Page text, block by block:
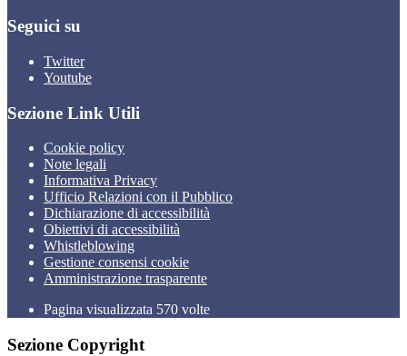
Seguici su
Twitter
Youtube
Sezione Link Utili
Cookie policy
Note legali
Informativa Privacy
Ufficio Relazioni con il Pubblico
Dichiarazione di accessibilità
Obiettivi di accessibilità
Whistleblowing
Gestione consensi cookie
Amministrazione trasparente
Pagina visualizzata 570 volte
Sezione Copyright